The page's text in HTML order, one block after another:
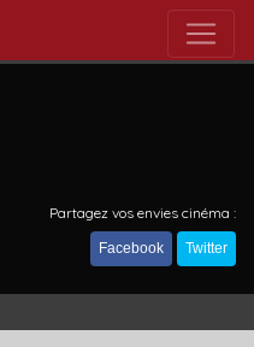
Partagez vos envies cinéma :
Facebook Twitter